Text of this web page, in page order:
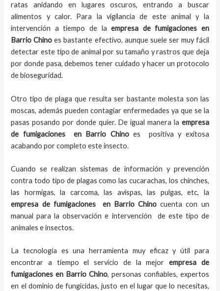
ratas anidando en lugares oscuros, entrando a buscar
alimentos y calor. Para la vigilancia de este animal y la
intervención a tiempo de laempresa de fumigaciones en
Barrio Chino es bastante efectivo, aunque suele ser muy fácil
detectar este tipo de animal por su tamaño y rastros que deja
por donde pasa, debemos tener cuidado y hacer un protocolo
de bioseguridad.
Otro tipo de plaga que resulta ser bastante molesta son las
moscas, además pueden contagiar enfermedades ya que se la
pasas posando por donde quier. De igual manera la empresa
de fumigacionesen Barrio Chinoes positiva y exitosa
acabando por completo este insecto.
Cuando se realizan sistemas de información y prevención
contra todo tipo de plagas como las cucarachas, los chinches,
las hormigas, la carcoma, las avispas, las pulgas, etc, la
empresa de fumigacionesen Barrio Chino cuenta con un
manual para la observación e intervención de este tipo de
animales e insectos.
La tecnología es una herramienta muy eficaz y útil para
encontrar a tiempo el servicio de la mejor empresa de
fumigaciones en Barrio Chino, personas confiables, expertos
en el dominio de fungicidas, justo en el lugar que lo necesitas,